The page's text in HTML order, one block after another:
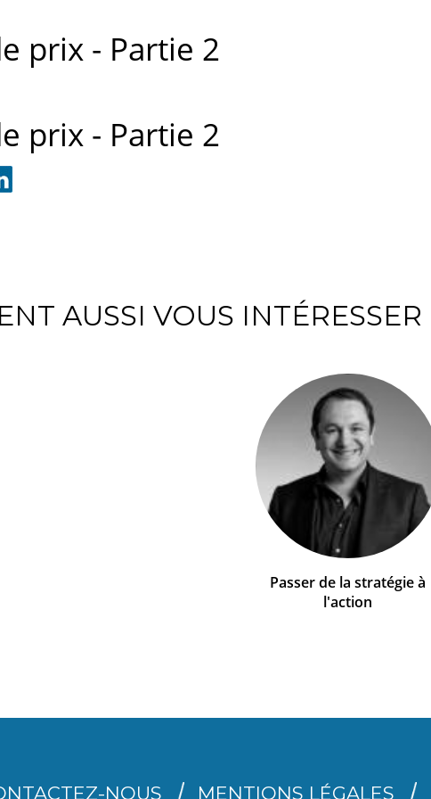
prix - Partie 2
prix - Partie 2
AUSSI VOUS INTÉRESSER
Passer de la stratégie à
l'action
NOUS MENTIONS LÉGALES